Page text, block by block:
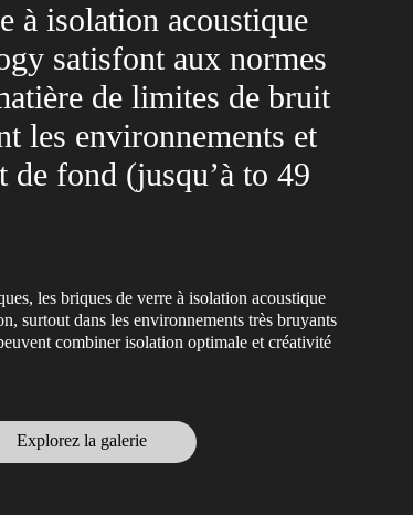
à isolation acoustique
satisfont aux normes
de limites de bruit
les environnements et
de fond (jusqu’à to 49
les briques de verre à isolation acoustique
surtout dans les environnements très bruyants
combiner isolation optimale et créativité
Explorez la galerie